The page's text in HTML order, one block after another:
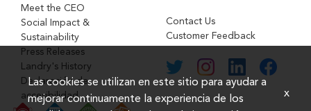
Meet the CEO
Social Impact &
Sustainability
Press Releases
Landry's History
Declaración de
accesibilidad
Contact Us
Customer Feedback
Las cookies se utilizan en este sitio para ayudar a
mejorar continuamente la experiencia de los
x